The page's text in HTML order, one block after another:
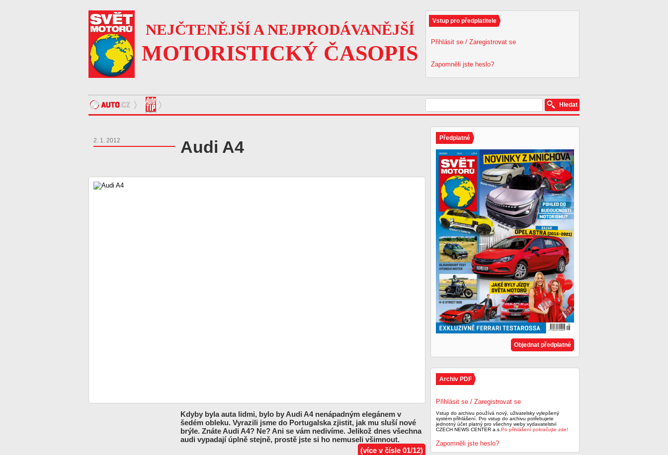
Vstup pro předplatitele
Přihlásit se / Zaregistrovat se
Zapomněli jste heslo?
NEJČTENĚJŠÍ A NEJPRODÁVANĚJŠÍ
MOTORISTICKÝ ČASOPIS
2. 1. 2012 Audi A4
Kdyby byla auta lidmi, bylo by Audi A4 nenápadným elegánem v
šedém obleku. Vyrazili jsme do Portugalska zjistit, jak mu sluší nové
brýle. Znáte Audi A4? Ne? Ani se vám nedivíme. Jelikož dnes všechna
audi vypadají úplně stejně, prostě jste si ho nemuseli všimnout.
(více v čísle 01/12)
Předplatné
Objednat předplatné
Archiv PDF
Přihlásit se / Zaregistrovat se
Vstup do archivu používá nový, uživatelsky vylepšený
systém přihlášení. Pro vstup do archivu potřebujete
jednotný účet platný pro všechny weby vydavatelství
CZECH NEWS CENTER a.s. Po přihlášení pokračujte zde!
Zapomněli jste heslo?